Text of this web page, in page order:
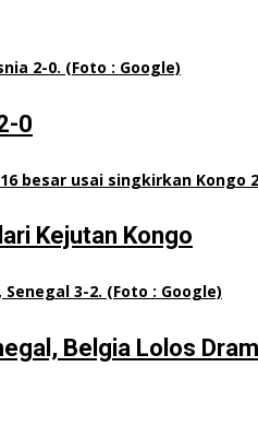
0
Kejutan Kongo
Belgia Lolos